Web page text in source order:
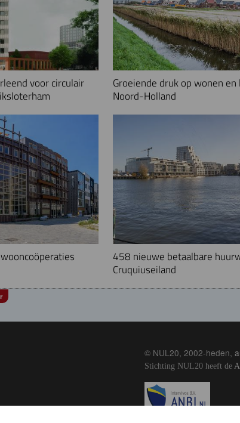
voor circulair
Groeiende druk op wonen
Noord-Holland
458 nieuwe betaalbare
Cruquiuseiland
© NUL20, 2002-heden,
Stichting NUL20 heeft de
Image